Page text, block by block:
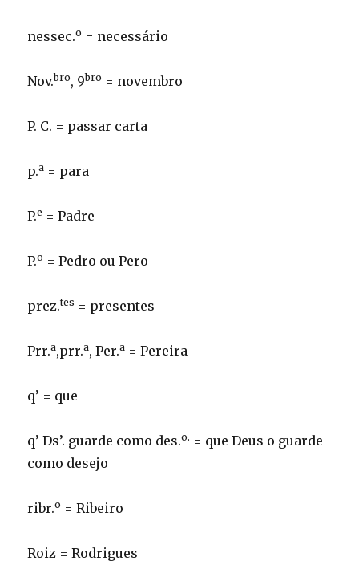
nessec.o = necessário
Nov.bro, 9bro = novembro
P. C. = passar carta
p.a = para
P.e = Padre
P.o = Pedro ou Pero
prez.tes = presentes
Prr.a,prr.a, Per.a = Pereira
q’ = que
q’ Ds’. guarde como des.o. = que Deus o guarde
como desejo
ribr.o = Ribeiro
Roiz = Rodrigues